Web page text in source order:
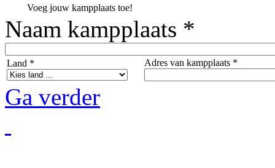
Voeg jouw kampplaats toe!
Naam kampplaats *
Land * Adres van kampplaats *
Ga verder